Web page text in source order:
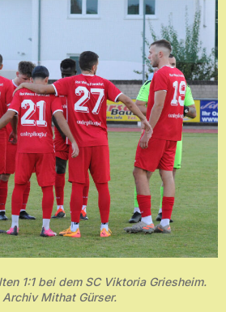
1:1 bei dem SC Viktoria Griesheim.
Archiv Mithat Gürser.